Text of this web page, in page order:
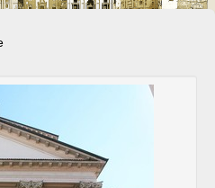
collecte
en matière de